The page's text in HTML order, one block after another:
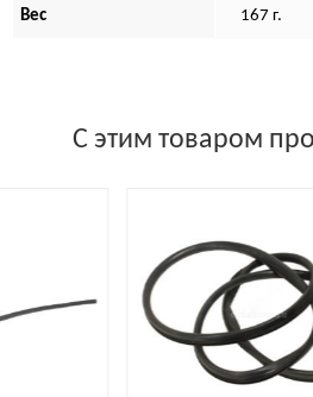
Вес 167 г.
С этим товаром
414 ₽